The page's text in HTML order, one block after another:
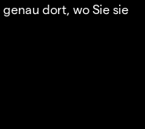
dort, wo Sie sie